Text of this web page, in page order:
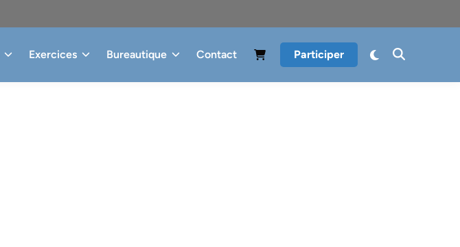
Exercices Bureautique Contact Participer